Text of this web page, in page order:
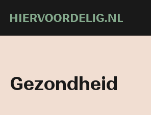
Gezondheid